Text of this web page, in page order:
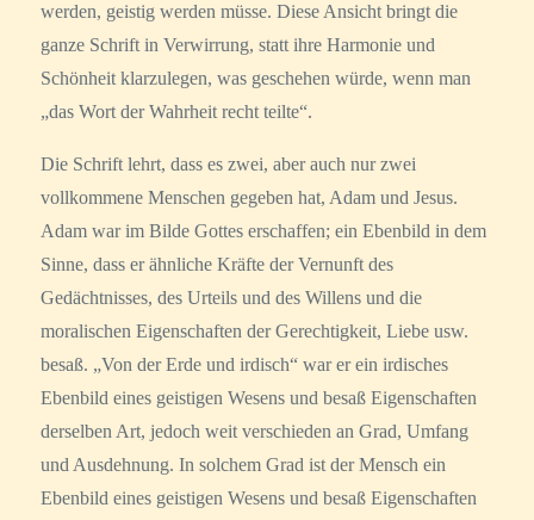
werden, geistig werden müsse. Diese Ansicht bringt die
ganze Schrift in Verwirrung, statt ihre Harmonie und
Schönheit klarzulegen, was geschehen würde, wenn man
„das Wort der Wahrheit recht teilte“.
Die Schrift lehrt, dass es zwei, aber auch nur zwei
vollkommene Menschen gegeben hat, Adam und Jesus.
Adam war im Bilde Gottes erschaffen; ein Ebenbild in dem
Sinne, dass er ähnliche Kräfte der Vernunft des
Gedächtnisses, des Urteils und des Willens und die
moralischen Eigenschaften der Gerechtigkeit, Liebe usw.
besaß. „Von der Erde und irdisch“ war er ein irdisches
Ebenbild eines geistigen Wesens und besaß Eigenschaften
derselben Art, jedoch weit verschieden an Grad, Umfang
und Ausdehnung. In solchem Grad ist der Mensch ein
Ebenbild eines geistigen Wesens und besaß Eigenschaften